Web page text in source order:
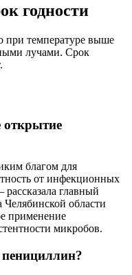
годности
при температуре выше
лучами. Срок
благом для
от инфекционных
рассказала главный
области
применение
микробов.